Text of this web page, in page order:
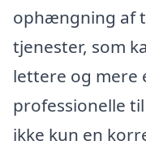
ophængning af
tjenester, som
lettere og mere
professionelle
ikke kun en